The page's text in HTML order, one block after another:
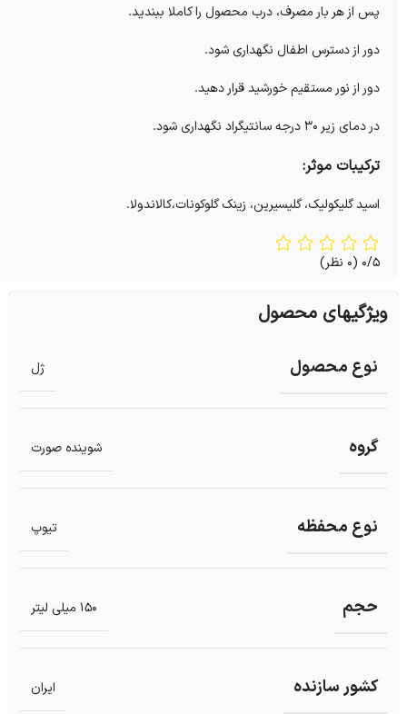
پس از هر بار مصرف، درب محصول را کاملا ببندید.
دور از دسترس اطفال نگهداری شود.
دور از نور مستقیم خورشید قرار دهید.
در دمای زیر 30 درجه سانتیگراد نگهداری شود.
ترکیبات موثر:
اسید گلیکولیک، گلیسیرین، زینک گلوکونات،کالاندولا.
0/5 (0 نظر)
ویژگیهای محصول
نوع محصول ژل
گروه شوینده صورت
نوع محفظه تیوپ
حجم 150 میلی لیتر
کشور سازنده ایران